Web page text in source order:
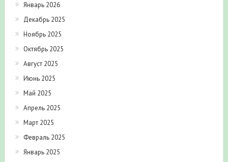
Январь 2026
Декабрь 2025
Ноябрь 2025
Октябрь 2025
Август 2025
Июнь 2025
Май 2025
Апрель 2025
Март 2025
Февраль 2025
Январь 2025